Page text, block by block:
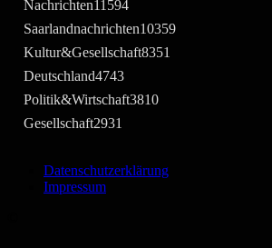
Nachrichten11594
Saarlandnachrichten10359
Kultur&Gesellschaft8351
Deutschland4743
Politik&Wirtschaft3810
Gesellschaft2931
Datenschutzerklärung
Impressum